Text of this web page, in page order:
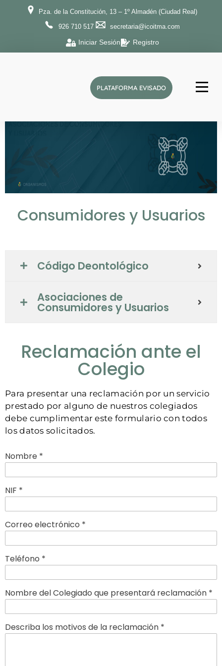
Pza. de la Constitución, 13 – 1º Almadén (Ciudad Real)
926 710 517
secretaria@icoitma.com
Iniciar Sesión Registro
ICOITMA
Ilustre Colegio Oficial de Ingenieros Técnicos de Minas y Graduados en Minas y Energía de la provincia de Ciudad Real
PLATAFORMA EVISADO
Consumidores y Usuarios
Código Deontológico
Asociaciones de
Consumidores y Usuarios
Reclamación ante el
Colegio
Para presentar una reclamación por un servicio
prestado por alguno de nuestros colegiados
debe cumplimentar este formulario con todos
los datos solicitados.
Nombre *
NIF *
Correo electrónico *
Teléfono *
Nombre del Colegiado que presentará reclamación *
Describa los motivos de la reclamación *